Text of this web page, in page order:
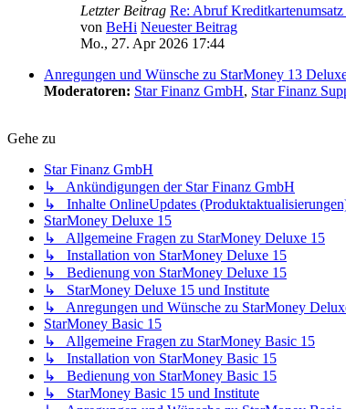
Letzter Beitrag Re: Abruf
von BeHi Neuester Beitrag
Mo., 27. Apr 2026 17:44
Anregungen und Wünsche zu StarMoney 13
Moderatoren: Star Finanz GmbH, Star Finanz
Gehe zu
Star Finanz GmbH
↳ Ankündigungen der Star Finanz GmbH
↳ Inhalte OnlineUpdates
StarMoney Deluxe 15
↳ Allgemeine Fragen zu StarMoney Deluxe 15
↳ Installation von StarMoney Deluxe 15
↳ Bedienung von StarMoney Deluxe 15
↳ StarMoney Deluxe 15 und Institute
↳ Anregungen und Wünsche zu StarMoney
StarMoney Basic 15
↳ Allgemeine Fragen zu StarMoney Basic 15
↳ Installation von StarMoney Basic 15
↳ Bedienung von StarMoney Basic 15
↳ StarMoney Basic 15 und Institute